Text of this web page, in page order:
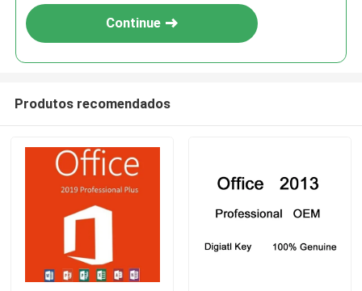
Continue
Produtos recomendados